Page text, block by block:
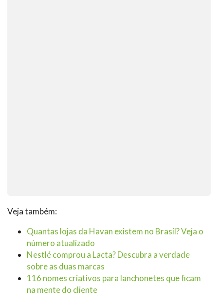
Veja também:
Quantas lojas da Havan existem no Brasil? Veja o
número atualizado
Nestlé comprou a Lacta? Descubra a verdade
sobre as duas marcas
116 nomes criativos para lanchonetes que ficam
na mente do cliente